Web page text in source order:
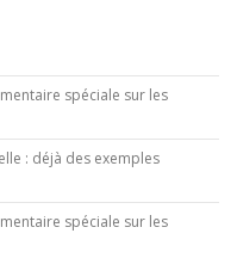
spéciale sur les
: déjà des exemples
spéciale sur les